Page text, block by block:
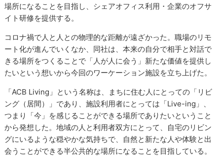
場所になることを目指し、シェアオフィス利用・企業のオフサ
イト研修を提供する。
コロナ禍で人と人との物理的な距離が遠ざかった。職場のリモ
ート化が進んでいくなか、同社は、本来の自分で相手と対話で
きる場所をつくることで「人が人に会う」新たな価値を提供し
たいという想いから今回のワーケーション施設を立ち上げた。
「ACB Living」という名称は、まちに住む人にとっての「リビ
ング（居間）」であり、施設利用者にとっては「Live-ing」、
つまり「今」を感じることができる場所でありたいということ
から発想した。地域の人と利用者双方にとって、自宅のリビン
グにいるような穏やかな気持ちで、自然と新たな人や体験と出
会うことができる半公共的な場所になることを目指している。